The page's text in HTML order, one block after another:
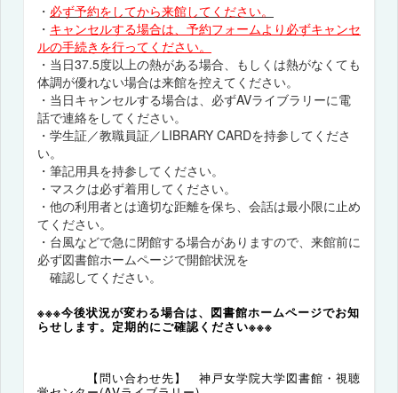
・ 必ず予約をしてから来館してください。
・ キャンセルする場合は、予約フォームより必ずキャンセ
ルの手続きを行ってください。
・当日37.5度以上の熱がある場合、もしくは熱がなくても
体調が優れない場合は来館を控えてください。
・当日キャンセルする場合は、必ずAVライブラリーに電
話で連絡をしてください。
・学生証／教職員証／LIBRARY CARDを持参してくださ
い。
・筆記用具を持参してください。
・マスクは必ず着用してください。
・他の利用者とは適切な距離を保ち、会話は最小限に止め
てください。
・台風などで急に閉館する場合がありますので、来館前に
必ず図書館ホームページで開館状況を
確認してください。
※※※今後状況が変わる場合は、図書館ホームページでお知
らせします。定期的にご確認ください※※※
【問い合わせ先】 神戸女学院大学図書館・視聴